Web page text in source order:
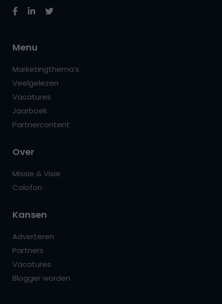
Menu
Marketingthema’s
Veelgelezen
Vacatures
Jaarboek
Partnercontent
Over
Missie & Visie
Colofon
Kansen
Adverteren
Partners
Vacatures
Blogger worden